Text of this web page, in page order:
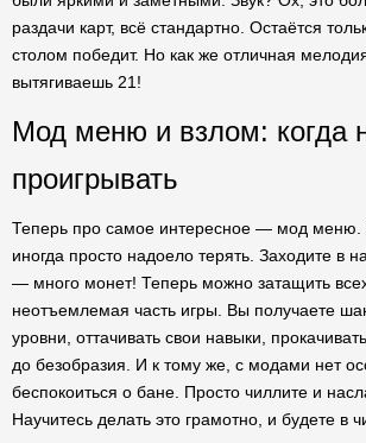
раздачи карт, всё стандартно. Остаётся
столом победит. Но как же отличная
вытягиваешь 21!
Мод меню и взлом: когда
проигрывать
Теперь про самое интересное — мод меню.
иногда просто надоело терять. Заходите в
— много монет! Теперь можно затащить
неотъемлемая часть игры. Вы получаете
уровни, оттачивать свои навыки,
до безобразия. И к тому же, с модами нет
беспокоиться о бане. Просто чиллите и
Научитесь делать это грамотно, и будете в